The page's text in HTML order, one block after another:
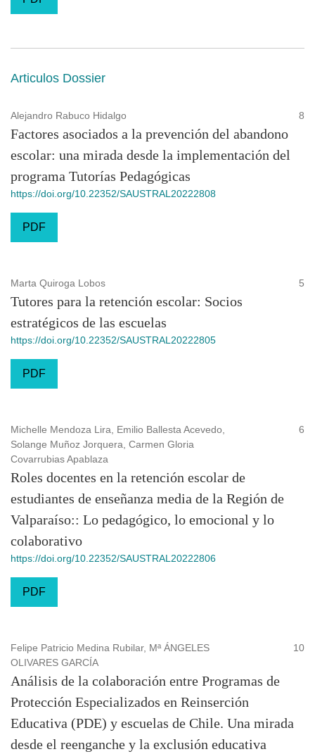
Articulos Dossier
Alejandro Rabuco Hidalgo 8
Factores asociados a la prevención del abandono
escolar: una mirada desde la implementación del
programa Tutorías Pedagógicas
https://doi.org/10.22352/SAUSTRAL20222808
PDF
Marta Quiroga Lobos 5
Tutores para la retención escolar: Socios
estratégicos de las escuelas
https://doi.org/10.22352/SAUSTRAL20222805
PDF
Michelle Mendoza Lira, Emilio Ballesta Acevedo,
Solange Muñoz Jorquera, Carmen Gloria
Covarrubias Apablaza
6
Roles docentes en la retención escolar de
estudiantes de enseñanza media de la Región de
Valparaíso:: Lo pedagógico, lo emocional y lo
colaborativo
https://doi.org/10.22352/SAUSTRAL20222806
PDF
Felipe Patricio Medina Rubilar, Mª ÁNGELES
OLIVARES GARCÍA
10
Análisis de la colaboración entre Programas de
Protección Especializados en Reinserción
Educativa (PDE) y escuelas de Chile. Una mirada
desde el reenganche y la exclusión educativa